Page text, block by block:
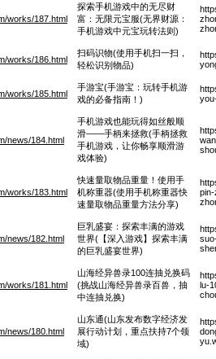
works/187.html
探索手机游戏中的无尽财
富：无限元宝服(无界财源：
手机游戏中元宝玩转法则)
works/186.html
扫码识物(使用手机扫一扫，
轻松识别物品)
works/185.html
手游宝(手游宝：玩转手机游
戏的必备指南！)
news/184.html
手机游戏也能玩得如丝般顺
滑——手柄来拯救(手柄拯救
手机游戏，让你畅享顺滑游
戏体验)
works/183.html
快速量取物品重量！使用手
机称重器(使用手机称重器快
速量取物品重量方法分享)
news/182.html
巨乳盛宴：探索丰满的游戏
世界(【深入游戏】探索丰满
的巨乳盛宴世界)
works/181.html
山海经异兽录100连抽兑换码
(挑战山海经异兽录百兽，抽
中连抽兑换)
lu-
news/180.html
山东通(山东发布数字经济发
展行动计划，重点扶持7个领
域)